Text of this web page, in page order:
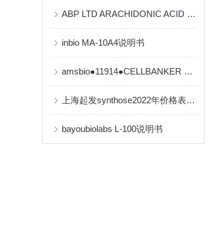
ABP LTD ARACHIDONIC ACID 说明书
inbio MA-10A4说明书
amsbio●11914●CELLBANKER 2 细胞冻存液【产品说明书】
上海起发synthose2022年价格表，欢迎订购！
bayoubiolabs L-100说明书